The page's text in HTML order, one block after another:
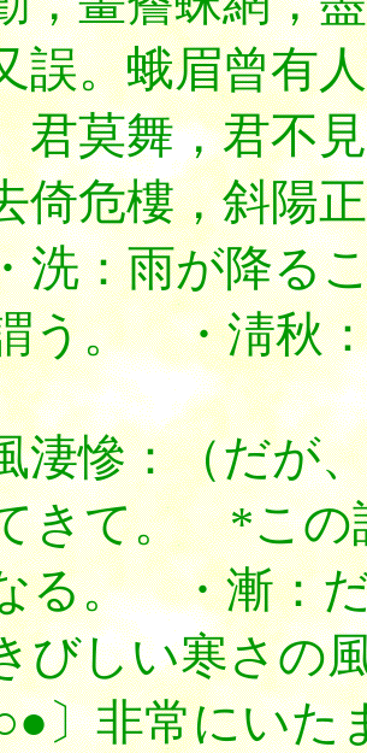
誤。蛾眉曾有
君莫舞，君不
倚危樓，斜陽
：雨が降る
う。 ・淸秋
慘：（だが
きて。 *この
る。 ・漸：
びしい寒さの
〕非常にい